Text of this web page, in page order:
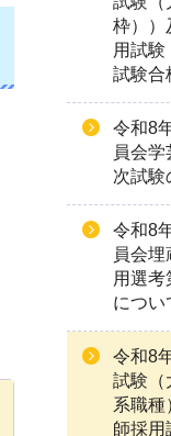
枠））
用試験
試験合
令和8
員会
次試験
令和8
員会
用選
につい
令和8
試験（
系職種
師採用